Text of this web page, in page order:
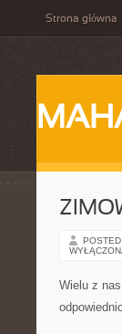
Strona główna
Wielu z